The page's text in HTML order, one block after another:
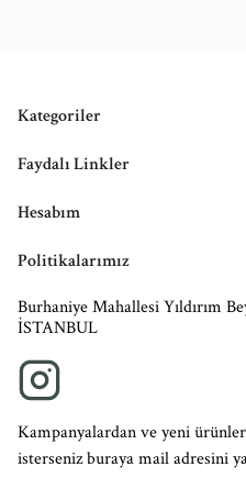
Kategoriler
Faydalı Linkler
Hesabım
Politikalarımız
Burhaniye Mahallesi Yıldırım
İSTANBUL
Kampanyalardan ve yeni
isterseniz buraya mail adresini